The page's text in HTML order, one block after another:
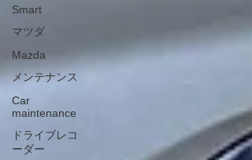
Smart
マツダ
Mazda
メンテナンス
Car
maintenance
ドライブレコ
ーダー